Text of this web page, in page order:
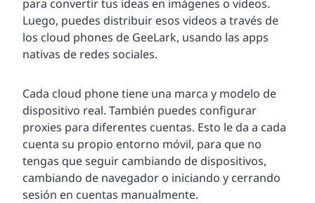
para convertir tus ideas en imágenes o videos.
Luego, puedes distribuir esos videos a través de
los cloud phones de GeeLark, usando las apps
nativas de redes sociales.
Cada cloud phone tiene una marca y modelo de
dispositivo real. También puedes configurar
proxies para diferentes cuentas. Esto le da a cada
cuenta su propio entorno móvil, para que no
tengas que seguir cambiando de dispositivos,
cambiando de navegador o iniciando y cerrando
sesión en cuentas manualmente.